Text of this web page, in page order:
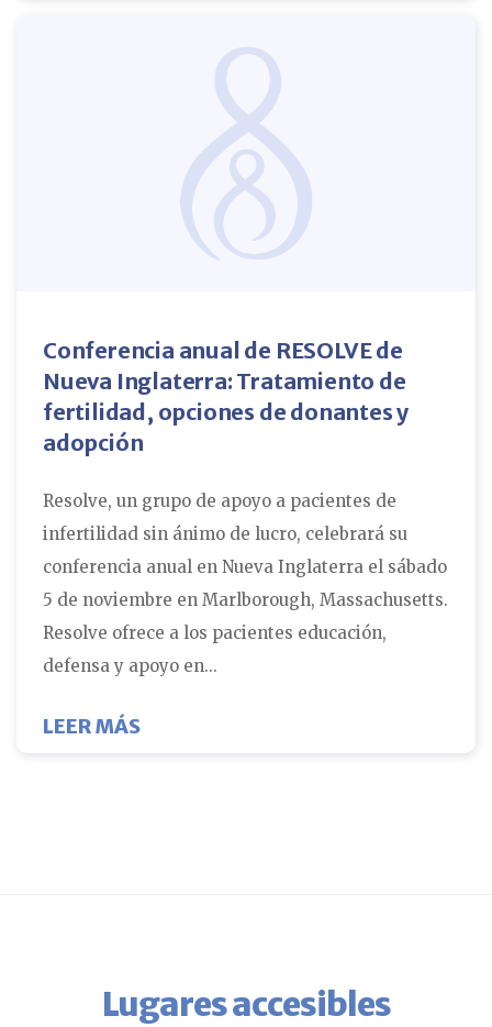
Conferencia anual de RESOLVE de
Nueva Inglaterra: Tratamiento de
fertilidad, opciones de donantes y
adopción
Resolve, un grupo de apoyo a pacientes de
infertilidad sin ánimo de lucro, celebrará su
conferencia anual en Nueva Inglaterra el sábado
5 de noviembre en Marlborough, Massachusetts.
Resolve ofrece a los pacientes educación,
defensa y apoyo en...
LEER MÁSSOBRE LA CONFERENCIA ANUAL
Lugares accesibles